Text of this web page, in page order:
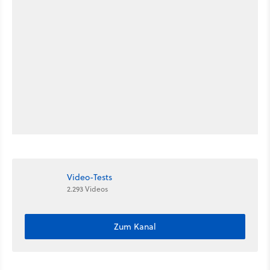
Video-Tests
2.293 Videos
Zum Kanal